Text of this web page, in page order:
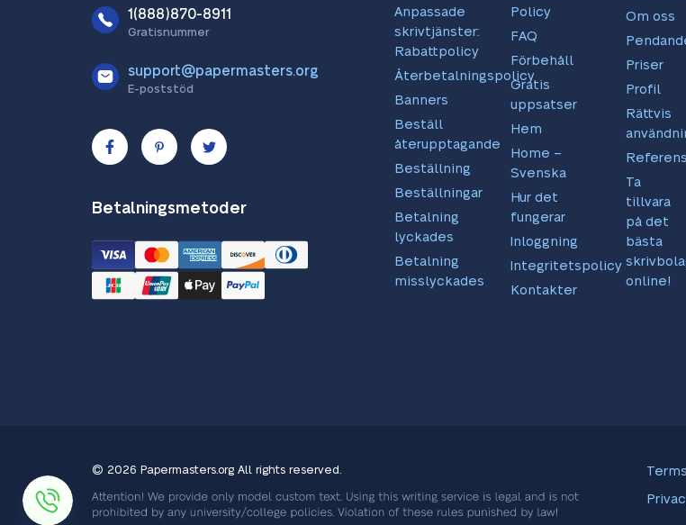
1(888)870-8911
Gratisnummer
support@papermasters.org
E-poststöd
Betalningsmetoder
Anpassade
skrivtjänster:
Rabattpolicy
Återbetalningspolicy
Banners
Beställ
återupptagande
Beställning
Beställningar
Betalning
lyckades
Betalning
misslyckades
Policy
FAQ
Förbehåll
Gratis
uppsatser
Hem
Home –
Svenska
Hur det
fungerar
Inloggning
Integritetspolicy
Kontakter
Om oss
Priser
Profil
Rättvis
Ta
tillvara
på det
bästa
online!
© 2026 Papermasters.org All rights reserved.